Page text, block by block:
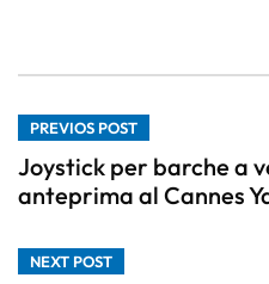
PREVIOS POST
Joystick per barche a
anteprima al Cannes
NEXT POST